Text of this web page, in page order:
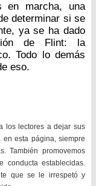
en marcha, una
determinar si se
ya se ha dado
de Flint: la
Todo lo demás
eso.
los lectores a dejar sus
esta página, siempre
También promovemos
establecidas.
que se le irrespetó y